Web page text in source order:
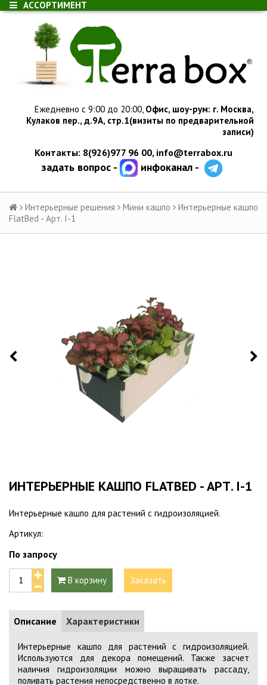
АССОРТИМЕНТ
Ежедневно с 9:00 до 20:00, Офис, шоу-рум: г. Москва,
Кулаков пер., д.9А, стр.1(визиты по предварительной
записи)
Контакты: 8(926)977 96 00, info@terrabox.ru
задать вопрос - инфоканал -
Интерьерные решения Мини кашпо
Интерьерные кашпо
FlatBed - Арт. I-1
ИНТЕРЬЕРНЫЕ КАШПО FLATBED - АРТ. I-1
Интерьерные кашпо для растений с гидроизоляцией.
Артикул:
По запросу
В корзину Заказать
Описание Характеристики
Интерьерные кашпо для растений с гидроизоляцией.
Используются для декора помещений. Также засчет
наличия гидроизоляции можно выращивать рассаду,
поливать растения непосредственно в лотке.